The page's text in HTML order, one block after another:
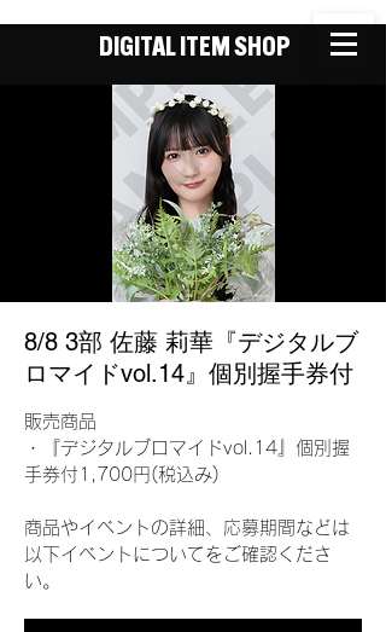
DIGITAL ITEM SHOP
8/8 3部 佐藤 莉華『デジタルブ
ロマイドvol.14』個別握手券付
販売商品
・『デジタルブロマイドvol.14』個別握
手券付1,700円(税込み)
商品やイベントの詳細、応募期間などは
以下イベントについてをご確認くださ
い。